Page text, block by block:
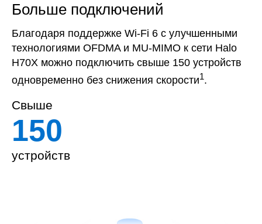
Больше подключений
Благодаря поддержке Wi-Fi 6 с улучшенными
технологиями OFDMA и MU-MIMO к сети Halo
H70X можно подключить свыше 150 устройств
одновременно без снижения скорости1.
Свыше
150
устройств